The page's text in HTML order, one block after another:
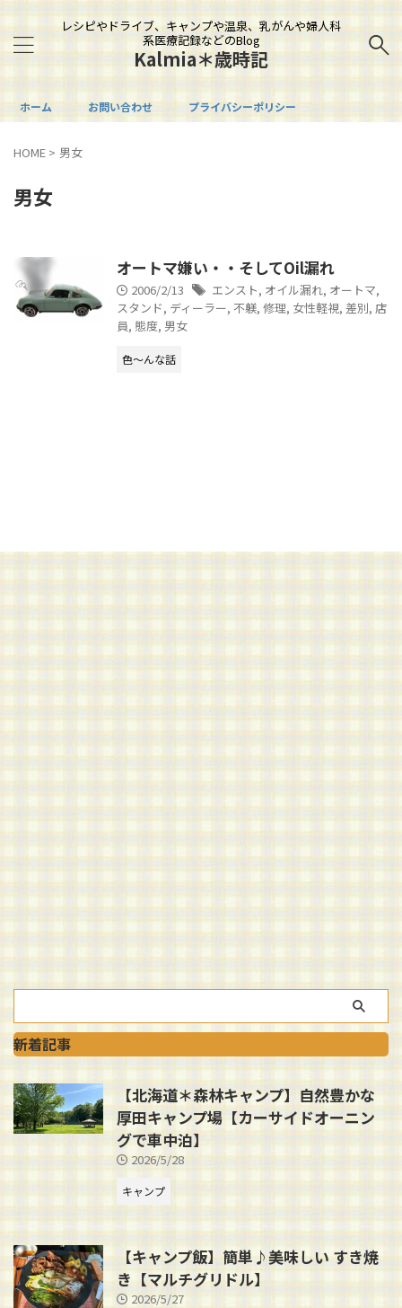
レシピやドライブ、キャンプや温泉、乳がんや婦人科
系医療記録などのBlog
Kalmia＊歳時記
ホーム お問い合わせ プライバシーポリシー
HOME > 男女
男女
オートマ嫌い・・そしてOil漏れ
2006/2/13 エンスト, オイル漏れ, オートマ,
スタンド, ディーラー, 不躾, 修理, 女性軽視, 差別, 店
員, 態度, 男女
色～んな話
新着記事
【北海道＊森林キャンプ】自然豊かな
厚田キャンプ場【カーサイドオーニン
グで車中泊】
2026/5/28
キャンプ
【キャンプ飯】簡単♪美味しい すき焼
き【マルチグリドル】
2026/5/27